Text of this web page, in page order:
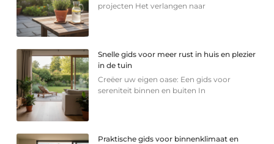
projecten Het verlangen naar
Snelle gids voor meer rust in huis en plezier
in de tuin
Creëer uw eigen oase: Een gids voor
sereniteit binnen en buiten In
Praktische gids voor binnenklimaat en